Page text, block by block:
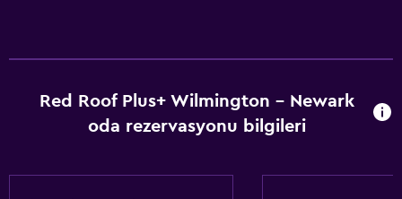
Red Roof Plus+ Wilmington - Newark
oda rezervasyonu bilgileri